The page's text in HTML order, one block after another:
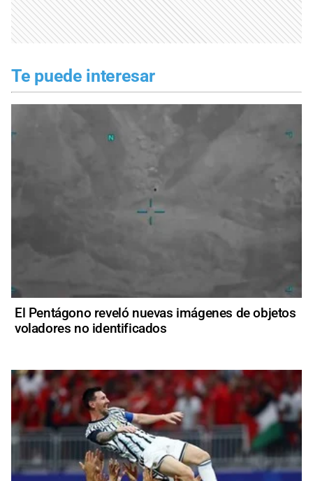
Te puede interesar
El Pentágono reveló nuevas imágenes de objetos
voladores no identificados